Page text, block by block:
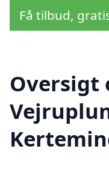
Få tilbud,
Oversigt